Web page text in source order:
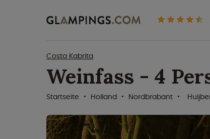
Costa Kabrita
Weinfass - 4
Startseite
Holland Nordbrabant